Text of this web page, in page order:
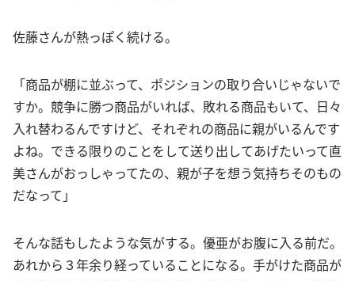
佐藤さんが熱っぽく続ける。
「商品が棚に並ぶって、ポジションの取り合いじゃないで
すか。競争に勝つ商品がいれば、敗れる商品もいて、日々
入れ替わるんですけど、それぞれの商品に親がいるんです
よね。できる限りのことをして送り出してあげたいって直
美さんがおっしゃってたの、親が子を想う気持ちそのもの
だなって」
そんな話もしたような気がする。優亜がお腹に入る前だ。
あれから３年余り経っていることになる。手がけた商品が